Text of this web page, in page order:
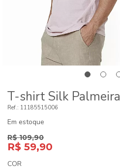
T-shirt Silk Palmeira
11185515006
Em estoque
R$ 109,90
R$ 59,90
COR